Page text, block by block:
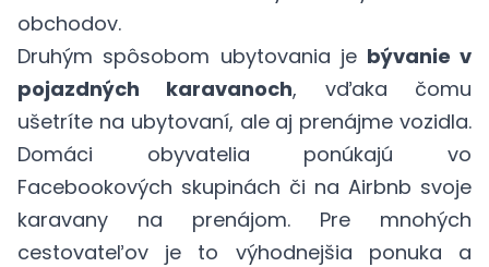
obchodov.
Druhým spôsobom ubytovania je bývanie v
pojazdných karavanoch, vďaka čomu
ušetríte na ubytovaní, ale aj prenájme vozidla.
Domáci obyvatelia ponúkajú vo
Facebookových skupinách či na Airbnb svoje
karavany na prenájom. Pre mnohých
cestovateľov je to výhodnejšia ponuka a